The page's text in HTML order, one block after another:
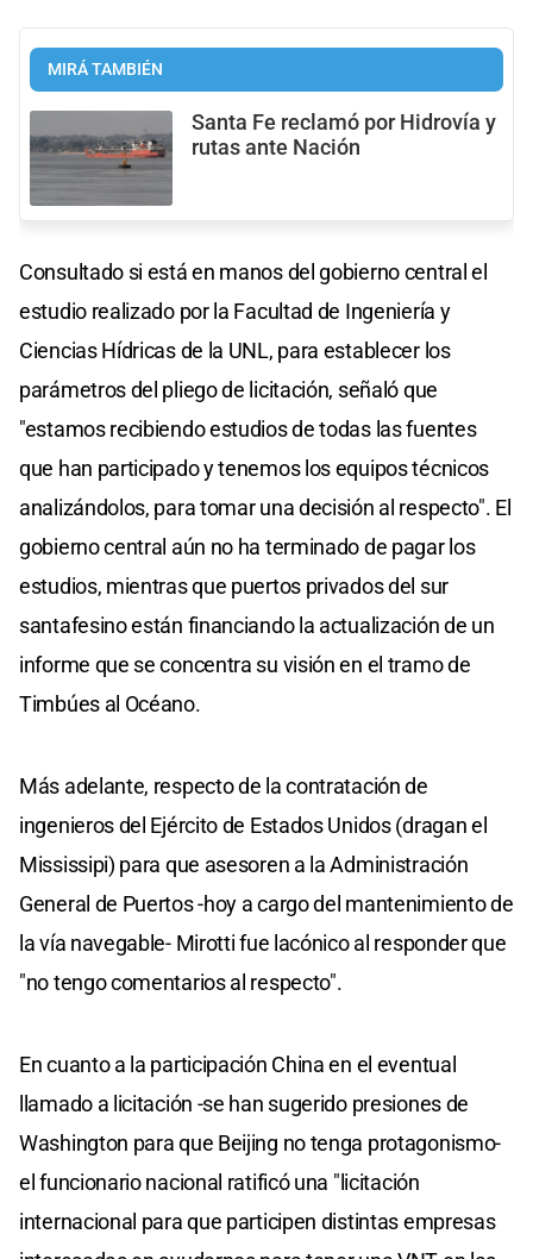
MIRÁ TAMBIÉN
Santa Fe reclamó por Hidrovía y
rutas ante Nación
Consultado si está en manos del gobierno central el
estudio realizado por la Facultad de Ingeniería y
Ciencias Hídricas de la UNL, para establecer los
parámetros del pliego de licitación, señaló que
"estamos recibiendo estudios de todas las fuentes
que han participado y tenemos los equipos técnicos
analizándolos, para tomar una decisión al respecto". El
gobierno central aún no ha terminado de pagar los
estudios, mientras que puertos privados del sur
santafesino están financiando la actualización de un
informe que se concentra su visión en el tramo de
Timbúes al Océano.
Más adelante, respecto de la contratación de
ingenieros del Ejército de Estados Unidos (dragan el
Mississipi) para que asesoren a la Administración
General de Puertos -hoy a cargo del mantenimiento de
la vía navegable- Mirotti fue lacónico al responder que
"no tengo comentarios al respecto".
En cuanto a la participación China en el eventual
llamado a licitación -se han sugerido presiones de
Washington para que Beijing no tenga protagonismo-
el funcionario nacional ratificó una "licitación
internacional para que participen distintas empresas